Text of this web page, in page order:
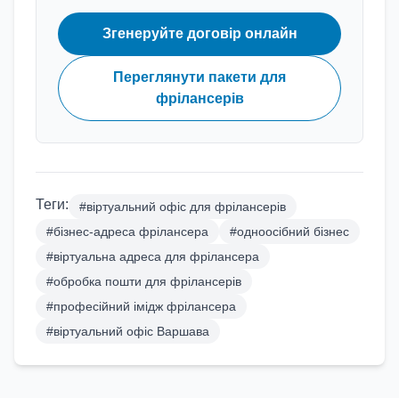
Згенеруйте договір онлайн
Переглянути пакети для
фрілансерів
Теги: #віртуальний офіс для фрілансерів
#бізнес-адреса фрілансера #одноосібний бізнес
#віртуальна адреса для фрілансера
#обробка пошти для фрілансерів
#професійний імідж фрілансера
#віртуальний офіс Варшава